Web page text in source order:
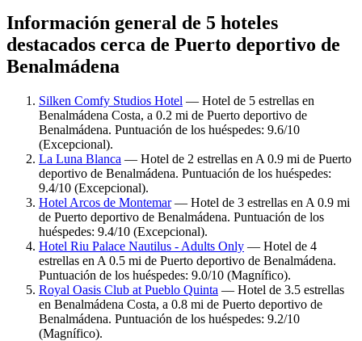
Información general de 5 hoteles
destacados cerca de Puerto deportivo de
Benalmádena
Silken Comfy Studios Hotel — Hotel de 5 estrellas en
Benalmádena Costa, a 0.2 mi de Puerto deportivo de
Benalmádena. Puntuación de los huéspedes: 9.6/10
(Excepcional).
La Luna Blanca — Hotel de 2 estrellas en A 0.9 mi de Puerto
deportivo de Benalmádena. Puntuación de los huéspedes:
9.4/10 (Excepcional).
Hotel Arcos de Montemar— Hotel de 3 estrellas en A 0.9 mi
de Puerto deportivo de Benalmádena. Puntuación de los
huéspedes: 9.4/10 (Excepcional).
Hotel Riu Palace Nautilus - Adults Only — Hotel de 4
estrellas en A 0.5 mi de Puerto deportivo de Benalmádena.
Puntuación de los huéspedes: 9.0/10 (Magnífico).
Royal Oasis Club at Pueblo Quinta — Hotel de 3.5 estrellas
en Benalmádena Costa, a 0.8 mi de Puerto deportivo de
Benalmádena. Puntuación de los huéspedes: 9.2/10
(Magnífico).